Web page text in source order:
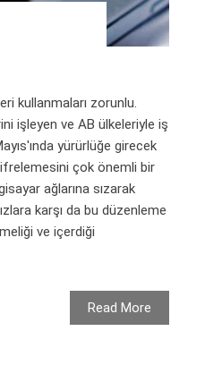
kullanmaları zorunlu.
işleyen ve AB ülkeleriyle iş
yürürlüğe girecek
çok önemli bir
ağlarına sızarak
karşı da bu düzenleme
ve içerdiği
Read More